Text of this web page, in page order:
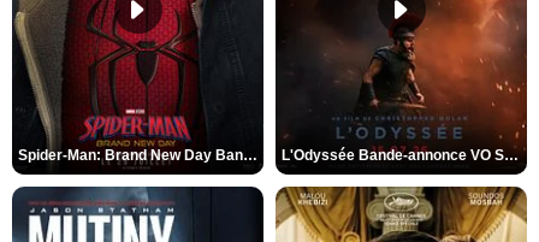
Spider-Man: Brand New Day Bande-annonce VO STFR L'Odyssée Bande-annonce VO STFR